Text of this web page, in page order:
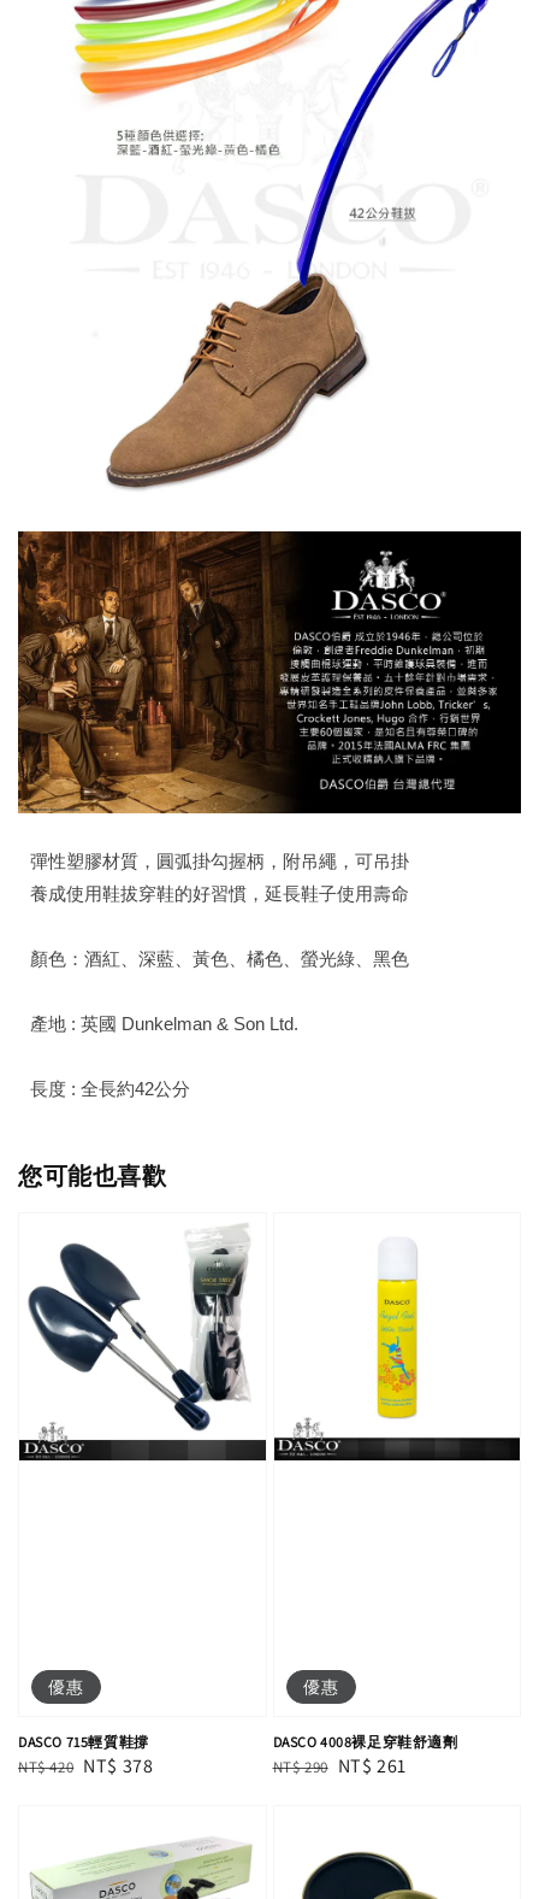
彈性塑膠材質，圓弧掛勾握柄，附吊繩，可吊掛
養成使用鞋拔穿鞋的好習慣，延長鞋子使用壽命
顏色：酒紅、深藍、黃色、橘色、螢光綠、黑色
產地 : 英國 Dunkelman & Son Ltd.
長度 : 全長約42公分
您可能也喜歡
優惠
DASCO 715輕質鞋撐
Regular
NT$ 420 Sale
NT$ 378
優惠
DASCO 4008裸足穿鞋舒適劑
Regular
NT$ 290 Sale
NT$ 261